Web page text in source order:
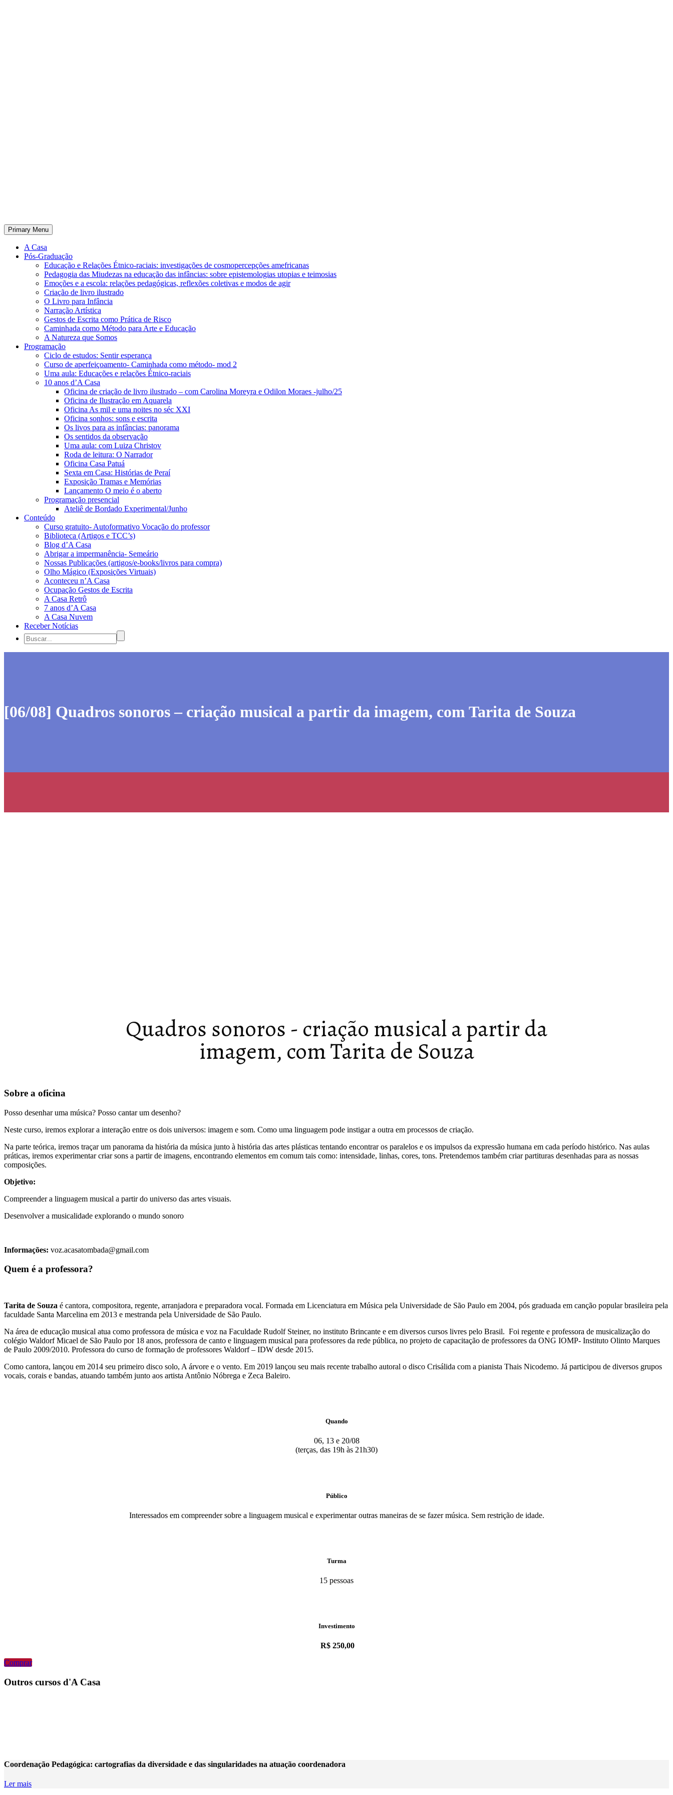
Primary Menu
A Casa
Pós-Graduação
Educação e Relações Étnico-raciais: investigações de cosmopercepções amefricanas
Pedagogia das Miudezas na educação das infâncias: sobre epistemologias utopias e teimosias
Emoções e a escola: relações pedagógicas, reflexões coletivas e modos de agir
Criação de livro ilustrado
O Livro para Infância
Narração Artística
Gestos de Escrita como Prática de Risco
Caminhada como Método para Arte e Educação
A Natureza que Somos
Programação
Ciclo de estudos: Sentir esperança
Curso de aperfeiçoamento- Caminhada como método- mod 2
Uma aula: Educações e relações Étnico-raciais
10 anos d’A Casa
Oficina de criação de livro ilustrado – com Carolina Moreyra e Odilon Moraes -julho/25
Oficina de Ilustração em Aquarela
Oficina As mil e uma noites no séc XXI
Oficina sonhos: sons e escrita
Os livos para as infâncias: panorama
Os sentidos da observação
Uma aula: com Luiza Christov
Roda de leitura: O Narrador
Oficina Casa Patuá
Sexta em Casa: Histórias de Peraí
Exposição Tramas e Memórias
Lançamento O meio é o aberto
Programação presencial
Ateliê de Bordado Experimental/Junho
Conteúdo
Curso gratuito- Autoformativo Vocação do professor
Biblioteca (Artigos e TCC’s)
Blog d’A Casa
Abrigar a impermanência- Semeário
Nossas Publicações (artigos/e-books/livros para compra)
Olho Mágico (Exposições Virtuais)
Aconteceu n’A Casa
Ocupação Gestos de Escrita
A Casa Retrô
7 anos d’A Casa
A Casa Nuvem
Receber Notícias
[06/08] Quadros sonoros – criação musical a partir da imagem, com Tarita de Souza
Quadros sonoros - criação musical a partir da
imagem, com Tarita de Souza
Sobre a oficina
Posso desenhar uma música? Posso cantar um desenho?
Neste curso, iremos explorar a interação entre os dois universos: imagem e som. Como uma linguagem pode instigar a outra em processos de criação.
Na parte teórica, iremos traçar um panorama da história da música junto à história das artes plásticas tentando encontrar os paralelos e os impulsos da expressão humana em cada período histórico. Nas aulas
práticas, iremos experimentar criar sons a partir de imagens, encontrando elementos em comum tais como: intensidade, linhas, cores, tons. Pretendemos também criar partituras desenhadas para as nossas
composições.
Objetivo:
Compreender a linguagem musical a partir do universo das artes visuais.
Desenvolver a musicalidade explorando o mundo sonoro
Informações: voz.acasatombada@gmail.com
Quem é a professora?
Tarita de Souza é cantora, compositora, regente, arranjadora e preparadora vocal. Formada em Licenciatura em Música pela Universidade de São Paulo em 2004, pós graduada em canção popular brasileira pela
faculdade Santa Marcelina em 2013 e mestranda pela Universidade de São Paulo.
Na área de educação musical atua como professora de música e voz na Faculdade Rudolf Steiner, no instituto Brincante e em diversos cursos livres pelo Brasil. Foi regente e professora de musicalização do
colégio Waldorf Micael de São Paulo por 18 anos, professora de canto e linguagem musical para professores da rede pública, no projeto de capacitação de professores da ONG IOMP- Instituto Olinto Marques
de Paulo 2009/2010. Professora do curso de formação de professores Waldorf – IDW desde 2015.
Como cantora, lançou em 2014 seu primeiro disco solo, A árvore e o vento. Em 2019 lançou seu mais recente trabalho autoral o disco Crisálida com a pianista Thais Nicodemo. Já participou de diversos grupos
vocais, corais e bandas, atuando também junto aos artista Antônio Nóbrega e Zeca Baleiro.
Quando
06, 13 e 20/08
(terças, das 19h às 21h30)
Público
Interessados em compreender sobre a linguagem musical e experimentar outras maneiras de se fazer música. Sem restrição de idade.
Turma
15 pessoas
Investimento
R$ 250,00
Comprar
Outros cursos d'A Casa
Coordenação Pedagógica: cartografias da diversidade e das singularidades na atuação coordenadora
Ler mais